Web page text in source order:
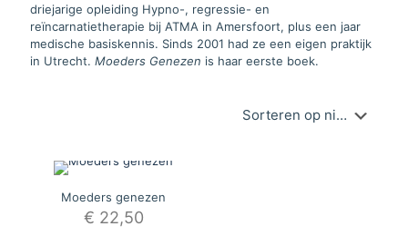
driejarige opleiding Hypno-, regressie- en
reïncarnatietherapie bij ATMA in Amersfoort, plus een jaar
medische basiskennis. Sinds 2001 had ze een eigen praktijk
in Utrecht. Moeders Genezen is haar eerste boek.
Moeders genezen
€ 22,50